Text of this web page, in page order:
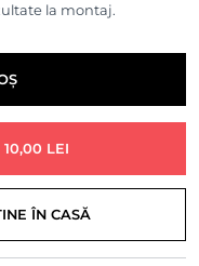
la montaj.
LEI
ÎN CASĂ